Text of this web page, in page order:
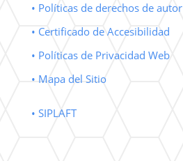
• Políticas de derechos de autor
• Certificado de Accesibilidad
• Políticas de Privacidad Web
• Mapa del Sitio
• SIPLAFT